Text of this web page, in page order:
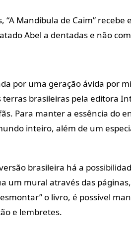
“A Mandíbula de Caim”
Abel a dentadas e não
por uma geração ávida por
terras brasileiras pela editora
Para manter a essência do
inteiro, além de um
brasileira há a
um mural através das
o livro, é possível
e lembretes.